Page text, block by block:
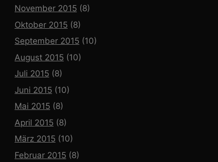
November 2015 (8)
Oktober 2015 (8)
September 2015 (10)
August 2015 (10)
Juli 2015 (8)
Juni 2015 (10)
Mai 2015 (8)
April 2015 (8)
März 2015 (10)
Februar 2015 (8)